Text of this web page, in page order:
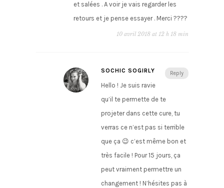
et salées . A voir je vais regarder les
retours et je pense essayer . Merci ????
10 avril 2018 at 12 h 18 min
Reply
SOCHIC SOGIRLY
Hello ! Je suis ravie
qu’il te permette de te
projeter dans cette cure, tu
verras ce n’est pas si terrible
que ça 😉 c’est même bon et
très facile ! Pour 15 jours, ça
peut vraiment permettre un
changement ! N’hésites pas à